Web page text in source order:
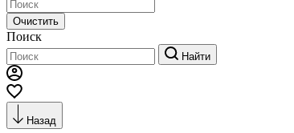
Очистить
Поиск
Найти
Назад